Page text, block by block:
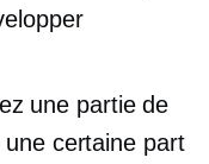
une partie de
certaine part